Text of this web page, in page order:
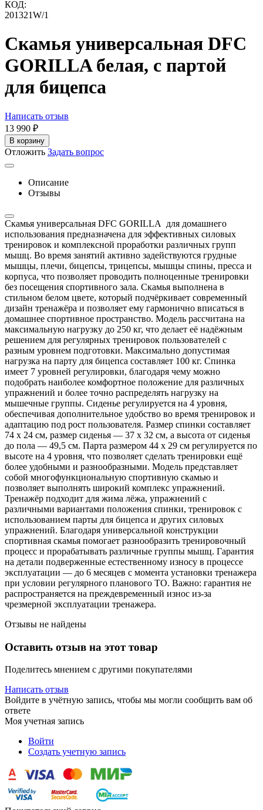
КОД:
201321W/1
Скамья универсальная DFC
GORILLA белая, с партой
для бицепса
Написать отзыв
13 990 ₽
В корзину
Отложить Задать вопрос
Описание
Отзывы
Скамья универсальная DFC GORILLA для домашнего
использования предназначена для эффективных силовых
тренировок и комплексной проработки различных групп
мышц. Во время занятий активно задействуются грудные
мышцы, плечи, бицепсы, трицепсы, мышцы спины, пресса и
корпуса, что позволяет проводить полноценные тренировки
без посещения спортивного зала. Скамья выполнена в
стильном белом цвете, который подчёркивает современный
дизайн тренажёра и позволяет ему гармонично вписаться в
домашнее спортивное пространство. Модель рассчитана на
максимальную нагрузку до 250 кг, что делает её надёжным
решением для регулярных тренировок пользователей с
разным уровнем подготовки. Максимально допустимая
нагрузка на парту для бицепса составляет 100 кг. Спинка
имеет 7 уровней регулировки, благодаря чему можно
подобрать наиболее комфортное положение для различных
упражнений и более точно распределять нагрузку на
мышечные группы. Сиденье регулируется на 4 уровня,
обеспечивая дополнительное удобство во время тренировок и
адаптацию под рост пользователя. Размер спинки составляет
74 х 24 см, размер сиденья — 37 х 32 см, а высота от сиденья
до пола — 49,5 см. Парта размером 44 х 29 см регулируется по
высоте на 4 уровня, что позволяет сделать тренировки ещё
более удобными и разнообразными. Модель представляет
собой многофункциональную спортивную скамью и
позволяет выполнять широкий комплекс упражнений.
Тренажёр подходит для жима лёжа, упражнений с
различными вариантами положения спинки, тренировок с
использованием парты для бицепса и других силовых
упражнений. Благодаря универсальной конструкции
спортивная скамья помогает разнообразить тренировочный
процесс и прорабатывать различные группы мышц. Гарантия
на детали подверженные естественному износу в процессе
эксплуатации — до 6 месяцев с момента установки тренажера
при условии регулярного планового ТО. Важно: гарантия не
распространяется на преждевременный износ из-за
чрезмерной эксплуатации тренажера.
Отзывы не найдены
Оставить отзыв на этот товар
Поделитесь мнением с другими покупателями
Написать отзыв
Войдите в учётную запись, чтобы мы могли сообщить вам об
ответе
Моя учетная запись
Войти
Создать учетную запись